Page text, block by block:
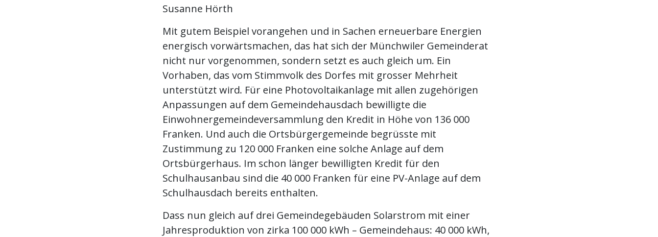
Susanne Hörth
Mit gutem Beispiel vorangehen und in Sachen erneuerbare Energien
energisch vorwärtsmachen, das hat sich der Münchwiler Gemeinderat
nicht nur vorgenommen, sondern setzt es auch gleich um. Ein
Vorhaben, das vom Stimmvolk des Dorfes mit grosser Mehrheit
unterstützt wird. Für eine Photovoltaikanlage mit allen zugehörigen
Anpassungen auf dem Gemeindehausdach bewilligte die
Einwohnergemeindeversammlung den Kredit in Höhe von 136 000
Franken. Und auch die Ortsbürgergemeinde begrüsste mit
Zustimmung zu 120 000 Franken eine solche Anlage auf dem
Ortsbürgerhaus. Im schon länger bewilligten Kredit für den
Schulhausanbau sind die 40 000 Franken für eine PV-Anlage auf dem
Schulhausdach bereits enthalten.
Dass nun gleich auf drei Gemeindegebäuden Solarstrom mit einer
Jahresproduktion von zirka 100 000 kWh – Gemeindehaus: 40 000 kWh,